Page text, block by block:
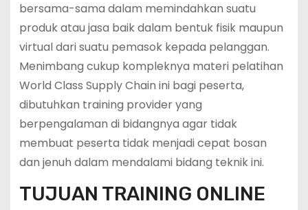
bersama-sama dalam memindahkan suatu
produk atau jasa baik dalam bentuk fisik maupun
virtual dari suatu pemasok kepada pelanggan.
Menimbang cukup kompleknya materi pelatihan
World Class Supply Chain ini bagi peserta,
dibutuhkan training provider yang
berpengalaman di bidangnya agar tidak
membuat peserta tidak menjadi cepat bosan
dan jenuh dalam mendalami bidang teknik ini.
TUJUAN TRAINING ONLINE